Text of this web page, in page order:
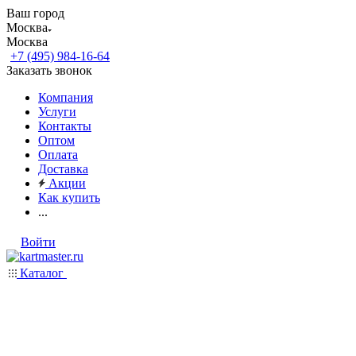
Ваш город
Москва
Москва
+7 (495) 984-16-64
Заказать звонок
Компания
Услуги
Контакты
Оптом
Оплата
Доставка
Акции
Как купить
...
Войти
Каталог